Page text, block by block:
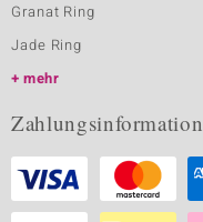
Granat Ring
Jade Ring
mehr
Zahlungsinformation